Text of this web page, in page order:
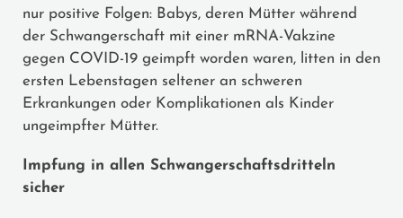
nur positive Folgen: Babys, deren Mütter während
der Schwangerschaft mit einer mRNA-Vakzine
gegen COVID-19 geimpft worden waren, litten in den
ersten Lebenstagen seltener an schweren
Erkrankungen oder Komplikationen als Kinder
ungeimpfter Mütter.
Impfung in allen Schwangerschaftsdritteln
sicher